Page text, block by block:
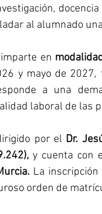
al alumnado
en
y mayo de
a una
laboral de las
por el Dr.
y cuenta con
La
orden de